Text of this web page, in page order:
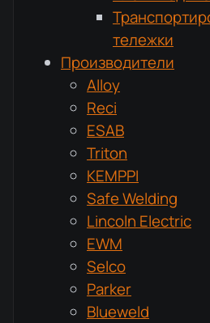
тележки
Производители
Alloy
Reci
ESAB
Triton
KEMPPI
Safe Welding
Lincoln Electric
EWM
Selco
Parker
Blueweld